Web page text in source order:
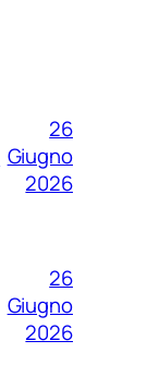
26
Giugno
2026
26
Giugno
2026